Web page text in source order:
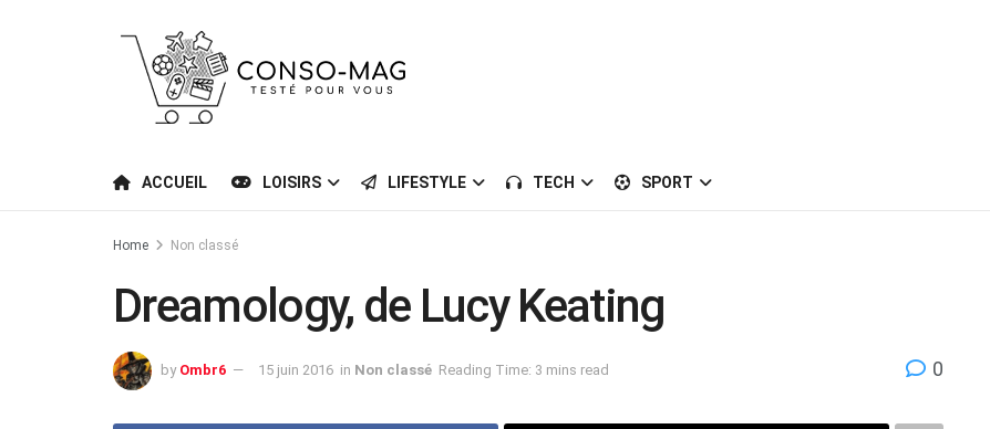
ACCUEIL LOISIRS LIFESTYLE TECH SPORT
Home Non classé
Dreamology, de Lucy Keating
by Ombr6 15 juin 2016 in Non classé Reading Time: 3 mins read 0